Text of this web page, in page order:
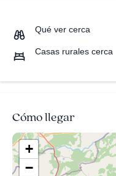
Qué ver cerca
Casas rurales cerca
Cómo llegar
+
−